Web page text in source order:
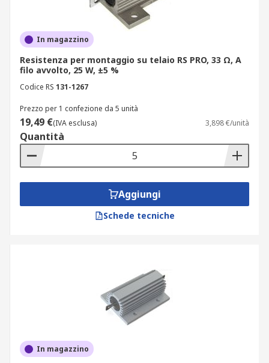
In magazzino
Resistenza per montaggio su telaio RS PRO, 33 Ω, A
filo avvolto, 25 W, ±5 %
Codice RS 131-1267
Prezzo per 1 confezione da 5 unità
19,49 €(IVA esclusa) 3,898 €/unità
Quantità
Aggiungi
Schede tecniche
In magazzino